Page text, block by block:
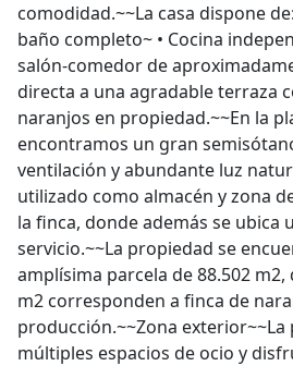
comodidad.~~La casa dispone
baño completo~ • Cocina
salón-comedor de
directa a una agradable terraza
naranjos en propiedad.~~En la
encontramos un gran
ventilación y abundante luz
utilizado como almacén y zona
la finca, donde además se ubica
servicio.~~La propiedad se
amplísima parcela de 88.502 m2,
m2 corresponden a finca de
producción.~~Zona
múltiples espacios de ocio y